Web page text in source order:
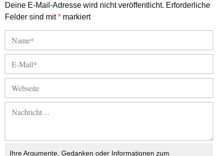
Deine E-Mail-Adresse wird nicht veröffentlicht. Erforderliche
Felder sind mit* markiert
Ihre Argumente, Gedanken oder Informationen zum